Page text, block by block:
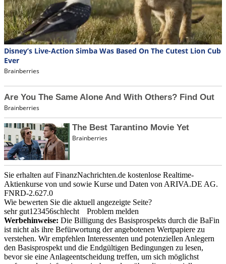
Sie erhalten auf FinanzNachrichten.de kostenlose Realtime-
Aktienkurse von und sowie Kurse und Daten von ARIVA.DE AG.
FNRD-2.627.0
Wie bewerten Sie die aktuell angezeigte Seite?
sehr gut1 23456schlecht
Problem melden
Werbehinweise: Die Billigung des Basisprospekts durch die BaFin
ist nicht als ihre Befürwortung der angebotenen Wertpapiere zu
verstehen. Wir empfehlen Interessenten und potenziellen Anlegern
den Basisprospekt und die Endgültigen Bedingungen zu lesen,
bevor sie eine Anlageentscheidung treffen, um sich möglichst